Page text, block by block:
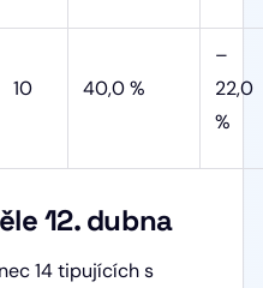
10 40,0 %
–
22,0
%
12. dubna
14 tipujících s